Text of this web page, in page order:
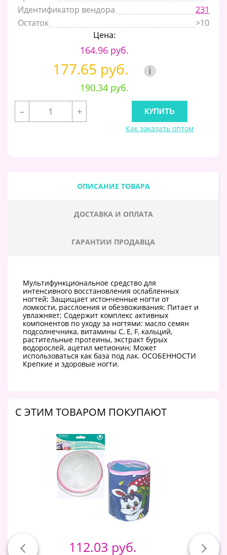
Идентификатор вендора
231
Остаток
>10
Цена:
164.96 руб.
177.65 руб. i
190.34 руб.
–
+
Как заказать оптом
ОПИСАНИЕ ТОВАРА
ДОСТАВКА И ОПЛАТА
ГАРАНТИИ ПРОДАВЦА
Мультифункциональное средство для
интенсивного восстановления ослабленных
ногтей; Защищает истонченные ногти от
ломкости, расслоения и обезвоживания; Питает и
увлажняет; Содержит комплекс активных
компонентов по уходу за ногтями: масло семян
подсолнечника, витамины С, Е, F, кальций,
растительные протеины, экстракт бурых
водорослей, ацетил метионин; Может
использоваться как база под лак. ОСОБЕННОСТИ
Крепкие и здоровые ногти.
C ЭТИМ ТОВАРОМ ПОКУПАЮТ
112.03 руб.